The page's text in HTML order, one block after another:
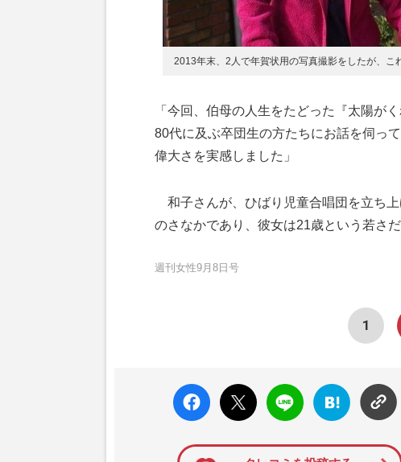
2013年末、2人で年賀状用の写真撮影をしたが、
「今回、伯母の人生をたどった『太陽が
80代に及ぶ卒団生の方たちにお話を伺っ
偉大さを実感しました」
和子さんが、ひばり児童合唱団を立ち
のさなかであり、彼女は21歳という若さだ
週刊女性9月8日号
1
faceboo
k いい
ね
X ポス
ト
LINE
はてな
ブック
マーク